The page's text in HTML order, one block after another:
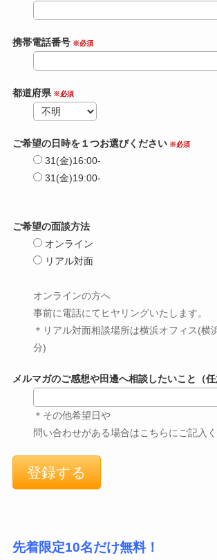
携帯電話番号※必須
都道府県※必須
ご希望の日時を１つお選びください※必須
31(金)16:00-
31(金)19:00-
ご希望の面談方法
オンライン
リアル対面
オンラインの方へ
事前に電話にてヒヤリングいたします。
＊リアル対面相談場所は横浜オフィス(横
分)
メルマガのご感想や田邊へ相談したいこと（任
＊その他希望日や
問い合わせがある場合はこちらにご記入く
先着限定10名だけ無料！